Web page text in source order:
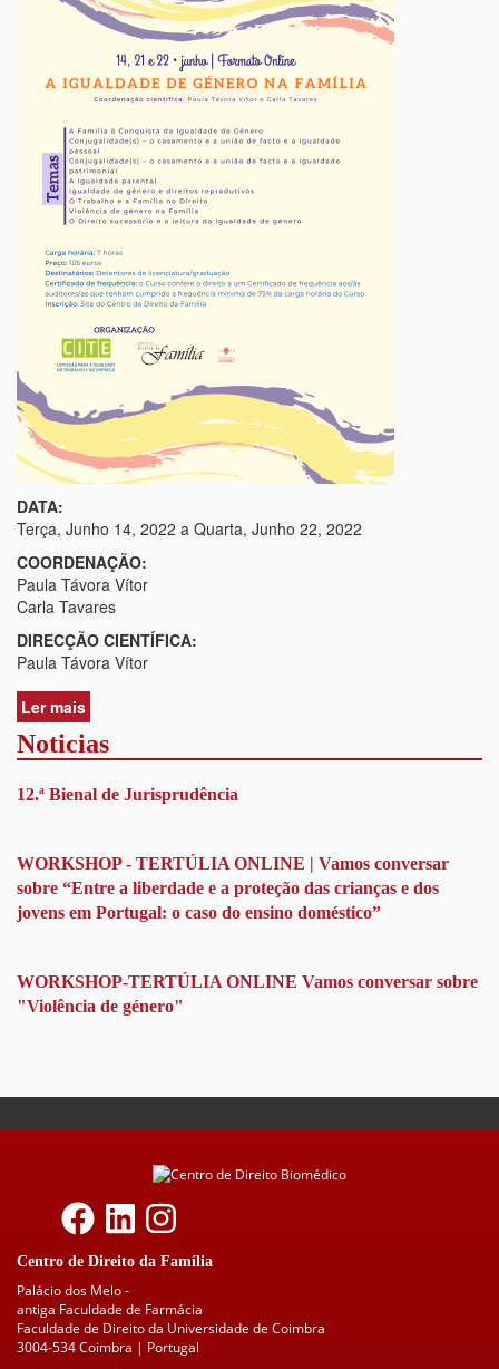
DATA:
Terça, Junho 14, 2022 a Quarta, Junho 22, 2022
COORDENAÇÃO:
Paula Távora Vítor
Carla Tavares
DIRECÇÃO CIENTÍFICA:
Paula Távora Vítor
Ler mais
de
CURSO
A
GÉNERO
NA
FAMÍLIA
Noticias
12.ª Bienal de Jurisprudência
WORKSHOP - TERTÚLIA ONLINE | Vamos conversar
sobre “Entre a liberdade e a proteção das crianças e dos
jovens em Portugal: o caso do ensino doméstico”
WORKSHOP-TERTÚLIA ONLINE Vamos conversar sobre
"Violência de género"
Centro de Direito da Família
Palácio dos Melo -
antiga Faculdade de Farmácia
Faculdade de Direito da Universidade de Coimbra
3004-534 Coimbra | Portugal